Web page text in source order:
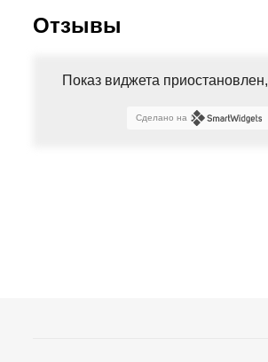
Отзывы
Показ виджета приостановлен,
Сделано на